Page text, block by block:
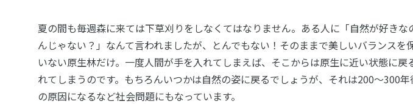
夏の間も毎週森に来ては下草刈りをしなくてはなりません。ある人に「自然が好き
んじゃない？」なんて言われましたが、とんでもない！そのままで美しいバランスを
いない原生林だけ。一度人間が手を入れてしまえば、そこからは原生に近い状態に戻
れてしまうのです。もちろんいつかは自然の姿に戻るでしょうが、それは200〜300
の原因になるなど社会問題にもなっています。